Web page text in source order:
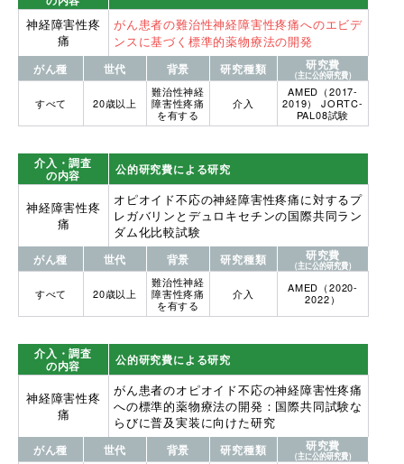
神経障害性疼
痛
がん患者の難治性神経障害性疼痛へのエビデ
ンスに基づく標準的薬物療法の開発
がん種 世代 背景 研究種類 研究費
（主に公的研究費）
すべて 20歳以上
難治性神経
障害性疼痛
を有する
介入
AMED（2017-
2019） JORTC-
PAL08試験
介入・調査
の内容 公的研究費による研究
神経障害性疼
痛
オピオイド不応の神経障害性疼痛に対するプ
レガバリンとデュロキセチンの国際共同ラン
ダム化比較試験
がん種 世代 背景 研究種類 研究費
（主に公的研究費）
すべて 20歳以上
難治性神経
障害性疼痛
を有する
介入
AMED（2020-
2022）
介入・調査
の内容 公的研究費による研究
神経障害性疼
痛
がん患者のオピオイド不応の神経障害性疼痛
への標準的薬物療法の開発：国際共同試験な
らびに普及実装に向けた研究
がん種 世代 背景 研究種類 研究費
（主に公的研究費）